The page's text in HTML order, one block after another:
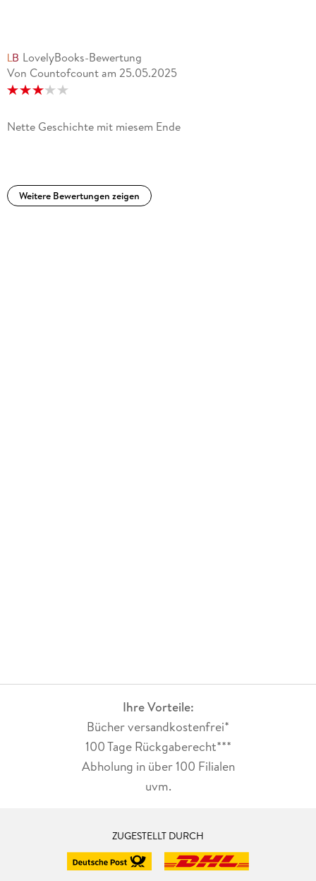
LovelyBooks-Bewertung
Von Countofcount am 25.05.2025
Nette Geschichte mit miesem Ende
Weitere Bewertungen zeigen
Ihre Vorteile:
Bücher versandkostenfrei*
100 Tage Rückgaberecht***
Abholung in über 100 Filialen
uvm.
ZUGESTELLT DURCH